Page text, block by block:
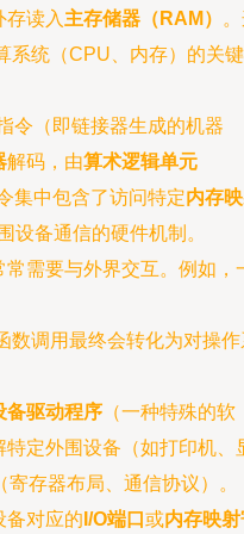
存读入 主存储器（RAM）
系统（CPU、内存）的关键
令（即链接器生成的机器
解码，由算术逻辑单元
集中包含了访问特定内存
设备通信的硬件机制。
常需要与外界交互。例如，
数调用最终会转化为对操作
备驱动程序 （一种特殊的软
定外围设备（如打印机、
存器布局、通信协议）。
备对应的 I/O端口 或内存映射